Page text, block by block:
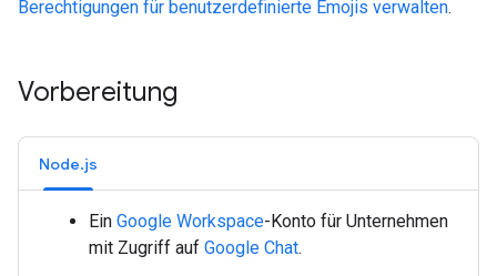
Berechtigungen für benutzerdefinierte Emojis verwalten.
Vorbereitung
Node.js
Ein Google Workspace-Konto für Unternehmen
mit Zugriff auf Google Chat.